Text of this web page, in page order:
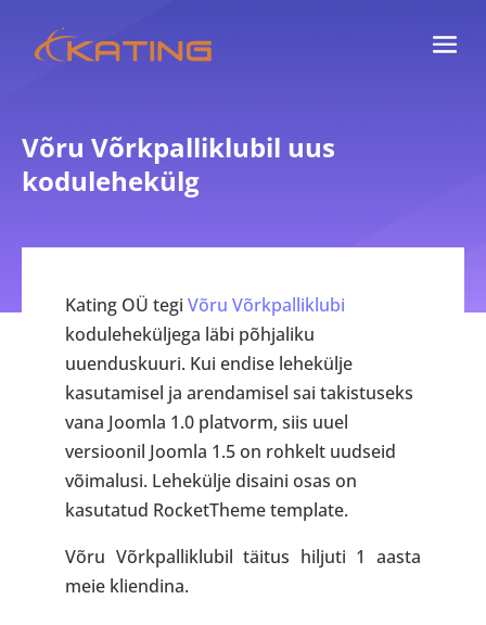
Võru Võrkpalliklubil uus
kodulehekülg
Kating OÜ tegi Võru Võrkpalliklubi
koduleheküljega läbi põhjaliku
uuenduskuuri. Kui endise lehekülje
kasutamisel ja arendamisel sai takistuseks
vana Joomla 1.0 platvorm, siis uuel
versioonil Joomla 1.5 on rohkelt uudseid
võimalusi. Lehekülje disaini osas on
kasutatud RocketTheme template.
Võru Võrkpalliklubil täitus hiljuti 1 aasta
meie kliendina.